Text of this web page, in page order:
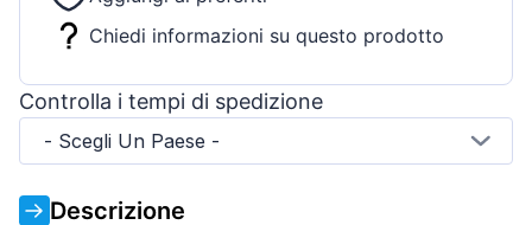
Chiedi informazioni su questo prodotto
Controlla i tempi di spedizione
- Scegli Un Paese -
Descrizione